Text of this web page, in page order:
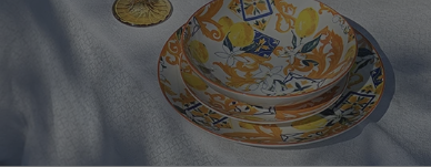
In Melamina